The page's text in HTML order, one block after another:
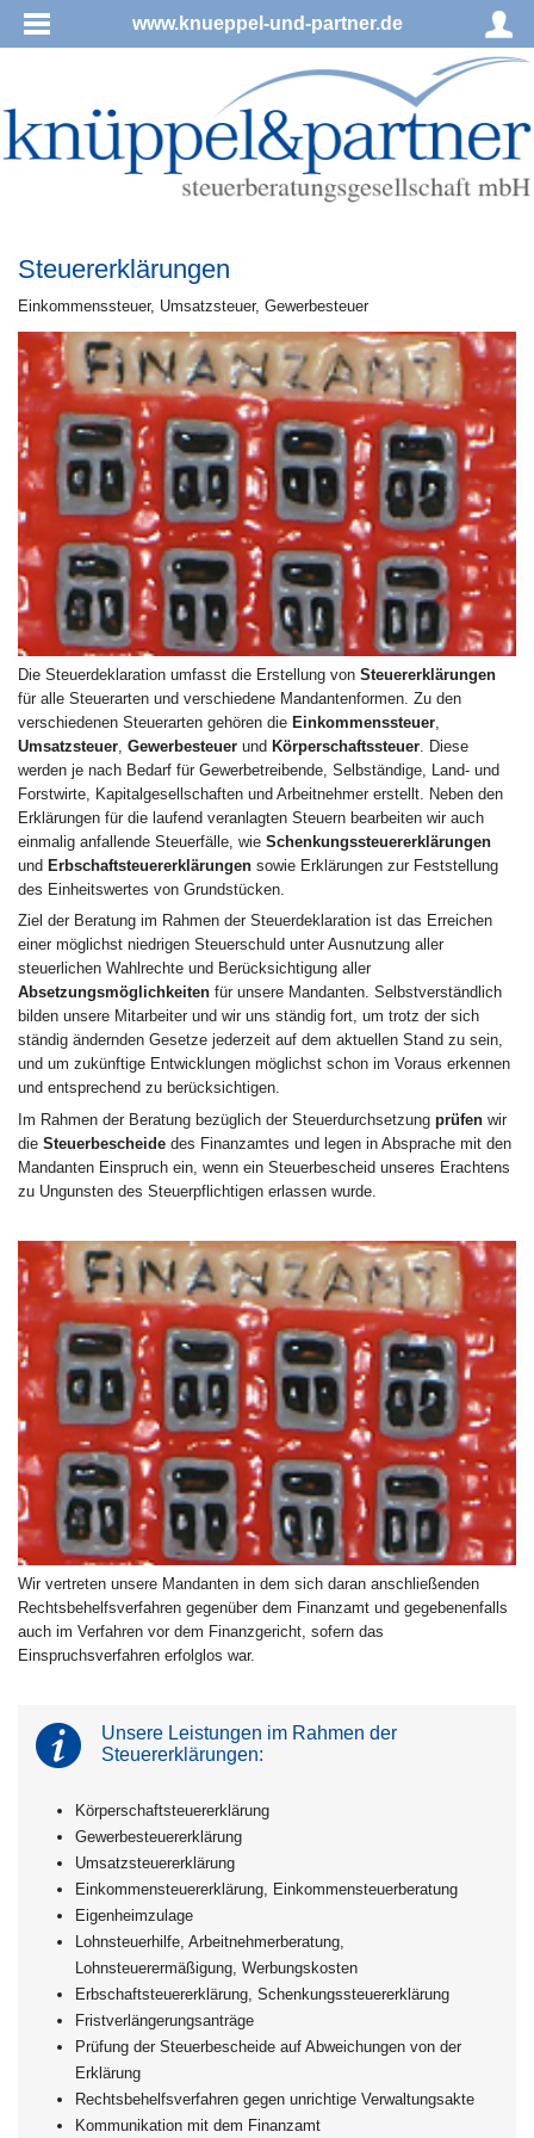
www.knueppel-und-partner.de
Steuererklärungen
Ein­kom­mens­steu­er, Um­satz­steu­er, Ge­wer­be­steu­er
Die Steuerdeklaration umfasst die Erstellung von Steuererklärungen
für alle Steuerarten und verschiedene Mandantenformen. Zu den
verschiedenen Steuerarten gehören die Einkommenssteuer
Umsatzsteuer Gewerbesteuer und Körperschaftssteuer . Diese
werden je nach Bedarf für Gewerbetreibende, Selbständige, Land- und
Forstwirte, Kapitalgesellschaften und Arbeitnehmer erstellt. Neben den
Erklärungen für die laufend veranlagten Steuern bearbeiten wir auch
einmalig anfallende Steuerfälle, wie Schenkungssteuererklärungen
und Erbschaftsteuererklärungen sowie Erklärungen zur Feststellung
des Einheitswertes von Grundstücken.
Ziel der Beratung im Rahmen der Steuerdeklaration ist das Erreichen
einer möglichst niedrigen Steuerschuld unter Ausnutzung aller
steuerlichen Wahlrechte und Berücksichtigung aller
Absetzungsmöglichkeiten für unsere Mandanten. Selbstverständlich
bilden unsere Mitarbeiter und wir uns ständig fort, um trotz der sich
ständig ändernden Gesetze jederzeit auf dem aktuellen Stand zu sein,
und um zukünftige Entwicklungen möglichst schon im Voraus erkennen
und entsprechend zu berücksichtigen.
Im Rahmen der Beratung bezüglich der Steuerdurchsetzung prüfen wir
die Steuerbescheide des Finanzamtes und legen in Absprache mit den
Mandanten Einspruch ein, wenn ein Steuerbescheid unseres Erachtens
zu Ungunsten des Steuerpflichtigen erlassen wurde.
Wir vertreten unsere Mandanten in dem sich daran anschließenden
Rechtsbehelfsverfahren gegenüber dem Finanzamt und gegebenenfalls
auch im Verfahren vor dem Finanzgericht, sofern das
Einspruchsverfahren erfolglos war.
Unsere Leistungen im Rahmen der
Steuererklärungen:
Körperschaftsteuererklärung
Gewerbesteuererklärung
Umsatzsteuererklärung
Einkommensteuererklärung, Einkommensteuerberatung
Eigenheimzulage
Lohnsteuerhilfe, Arbeitnehmerberatung,
Lohnsteuerermäßigung, Werbungskosten
Erbschaftsteuererklärung, Schenkungssteuererklärung
Fristverlängerungsanträge
Prüfung der Steuerbescheide auf Abweichungen von der
Erklärung
Rechtsbehelfsverfahren gegen unrichtige Verwaltungsakte
Kommunikation mit dem Finanzamt